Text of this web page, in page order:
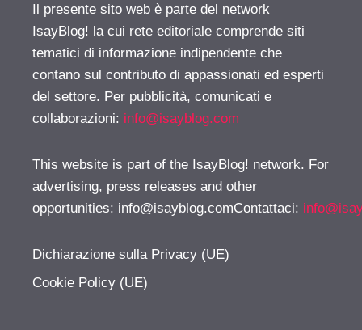
Il presente sito web è parte del network
IsayBlog! la cui rete editoriale comprende siti
tematici di informazione indipendente che
contano sul contributo di appassionati ed esperti
del settore. Per pubblicità, comunicati e
collaborazioni: info@isayblog.com
This website is part of the IsayBlog! network. For
advertising, press releases and other
opportunities: info@isayblog.comContattaci:
Dichiarazione sulla Privacy (UE)
Cookie Policy (UE)